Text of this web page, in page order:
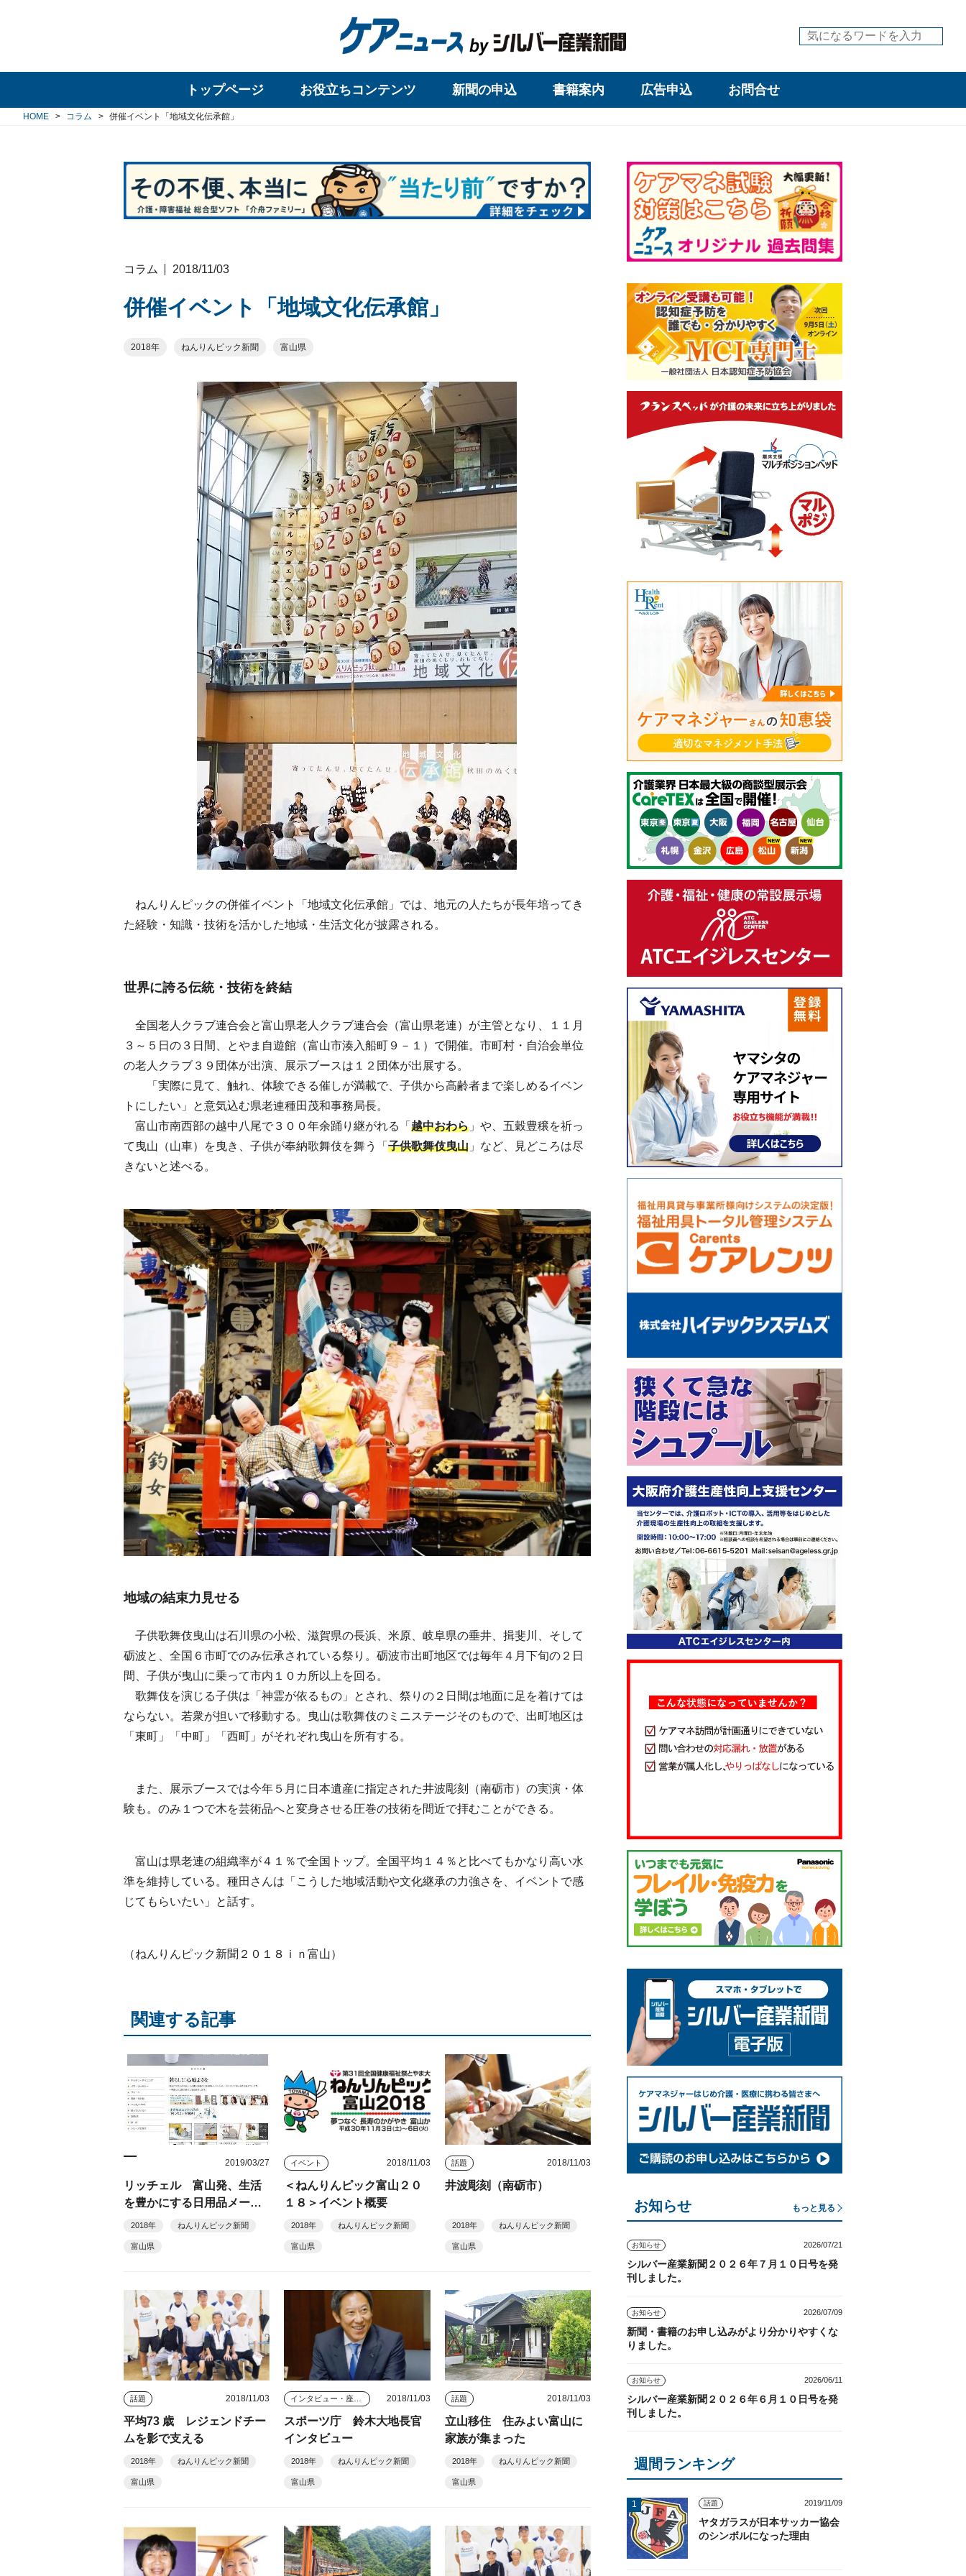
トップページ お役立ちコンテンツ 新聞の申込 書籍案内 広告申込 お問合せ
HOME コラム 併催イベント「地域文化伝承館」
コラム 2018/11/03
併催イベント「地域文化伝承館」
2018年 ねんりんピック新聞 富山県
ねんりんピックの併催イベント「地域文化伝承館」では、地元の人たちが長年培ってき
た経験・知識・技術を活かした地域・生活文化が披露される。
世界に誇る伝統・技術を終結
全国老人クラブ連合会と富山県老人クラブ連合会（富山県老連）が主管となり、１１月
３～５日の３日間、とやま自遊館（富山市湊入船町９－１）で開催。市町村・自治会単位
の老人クラブ３９団体が出演、展示ブースは１２団体が出展する。
「実際に見て、触れ、体験できる催しが満載で、子供から高齢者まで楽しめるイベン
トにしたい」と意気込む県老連種田茂和事務局長。
富山市南西部の越中八尾で３００年余踊り継がれる「 越中おわら 」や、五穀豊穣を祈っ
て曳山（山車）を曳き、子供が奉納歌舞伎を舞う「 子供歌舞伎曳山 」など、見どころは尽
きないと述べる。
地域の結束力見せる
子供歌舞伎曳山は石川県の小松、滋賀県の長浜、米原、岐阜県の垂井、揖斐川、そして
砺波と、全国６市町でのみ伝承されている祭り。砺波市出町地区では毎年４月下旬の２日
間、子供が曳山に乗って市内１０カ所以上を回る。
歌舞伎を演じる子供は「神霊が依るもの」とされ、祭りの２日間は地面に足を着けては
ならない。若衆が担いで移動する。曳山は歌舞伎のミニステージそのもので、出町地区は
「東町」「中町」「西町」がそれぞれ曳山を所有する。
また、展示ブースでは今年５月に日本遺産に指定された井波彫刻（南砺市）の実演・体
験も。のみ１つで木を芸術品へと変身させる圧巻の技術を間近で拝むことができる。
富山は県老連の組織率が４１％で全国トップ。全国平均１４％と比べてもかなり高い水
準を維持している。種田さんは「こうした地域活動や文化継承の力強さを、イベントで感
じてもらいたい」と話す。
（ねんりんピック新聞２０１８ｉｎ富山）
関連する記事
2019/03/27
リッチェル 富山発、生活
を豊かにする日用品メーカ
ー2018年 ねんりんピック新聞
富山県
イベント 2018/11/03
＜ねんりんピック富山２０
１８＞イベント概要
2018年 ねんりんピック新聞
富山県
話題 2018/11/03
井波彫刻（南砺市）
2018年 ねんりんピック新聞
富山県
話題 2018/11/03
平均73 歳 レジェンドチー
ムを影で支える
2018年 ねんりんピック新聞
富山県
2018/11/03
スポーツ庁 鈴木大地長官
インタビュー
2018年 ねんりんピック新聞
富山県
話題 2018/11/03
立山移住 住みよい富山に
家族が集まった
2018年 ねんりんピック新聞
富山県
お知らせ もっと見る
お知らせ 2026/07/21
シルバー産業新聞２０２６年７月１０日号を発
刊しました。
お知らせ 2026/07/09
新聞・書籍のお申し込みがより分かりやすくな
りました。
お知らせ 2026/06/11
シルバー産業新聞２０２６年６月１０日号を発
刊しました。
週間ランキング
話題 2019/11/09
ヤタガラスが日本サッカー協会
のシンボルになった理由